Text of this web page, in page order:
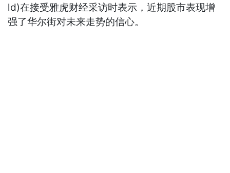
ld)在接受雅虎财经采访时表示，近期股市表现增
强了华尔街对未来走势的信心。